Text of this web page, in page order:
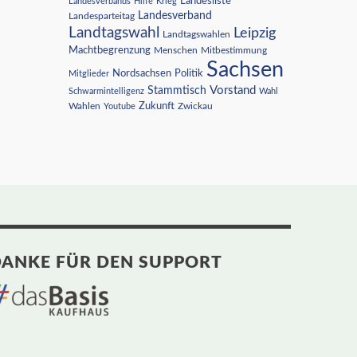
Landesparteitag Landesverband
Landtagswahl Landtagswahlen Leipzig
Machtbegrenzung Menschen Mitbestimmung
Mitglieder Nordsachsen Politik Sachsen
Schwarmintelligenz Stammtisch Vorstand Wahl
Wahlen Youtube Zukunft Zwickau
FÜR DEN SUPPORT